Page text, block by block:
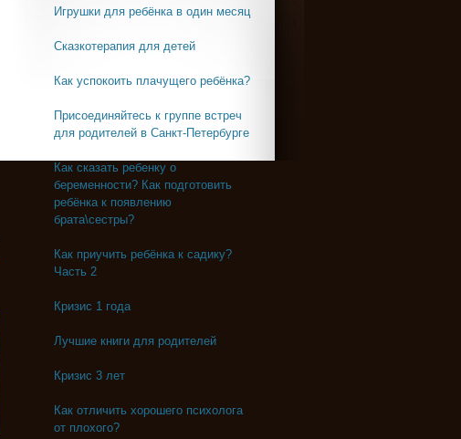
Игрушки для ребёнка в один месяц
Сказкотерапия для детей
Как успокоить плачущего ребёнка?
Присоединяйтесь к группе встреч
для родителей в Санкт-Петербурге
Как сказать ребенку о
беременности? Как подготовить
ребёнка к появлению
брата\сестры?
Как приучить ребёнка к садику?
Часть 2
Кризис 1 года
Лучшие книги для родителей
Кризис 3 лет
Как отличить хорошего психолога
от плохого?